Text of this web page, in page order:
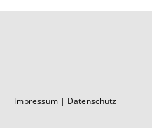
Impressum | Datenschutz